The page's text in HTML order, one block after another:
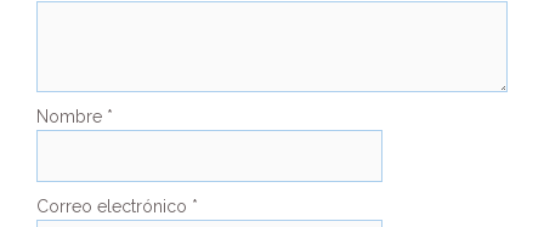
Nombre *
Correo electrónico *